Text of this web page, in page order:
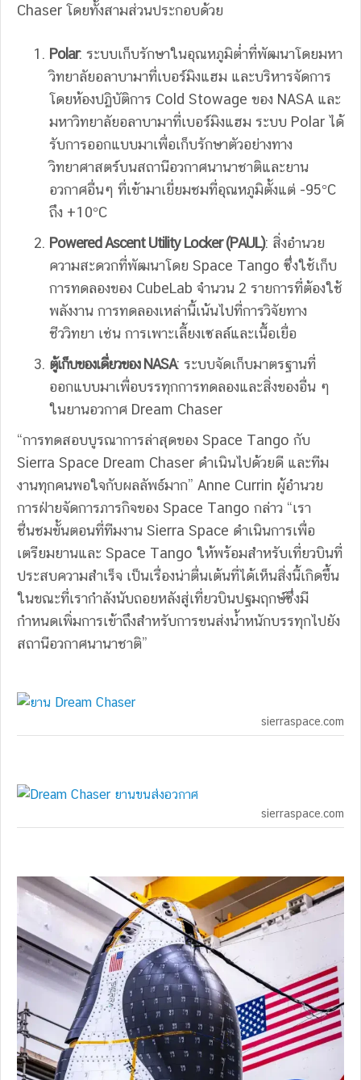
Chaser โดยทั้งสามส่วนประกอบด้วย
Polar: ระบบเก็บรักษาในอุณหภูมิต่ำที่พัฒนาโดยมหา
วิทยาลัยอลาบามาที่เบอร์มิงแฮม และบริหารจัดการ
โดยห้องปฏิบัติการ Cold Stowage ของ NASA และ
มหาวิทยาลัยอลาบามาที่เบอร์มิงแฮม ระบบ Polar ได้
รับการออกแบบมาเพื่อเก็บรักษาตัวอย่างทาง
วิทยาศาสตร์บนสถานีอวกาศนานาชาติและยาน
อวกาศอื่นๆ ที่เข้ามาเยี่ยมชมที่อุณหภูมิตั้งแต่ -95°C
ถึง +10°C
Powered Ascent Utility Locker (PAUL): สิ่งอำนวย
ความสะดวกที่พัฒนาโดย Space Tango ซึ่งใช้เก็บ
การทดลองของ CubeLab จำนวน 2 รายการที่ต้องใช้
พลังงาน การทดลองเหล่านี้เน้นไปที่การวิจัยทาง
ชีววิทยา เช่น การเพาะเลี้ยงเซลล์และเนื้อเยื่อ
ตู้เก็บของเดี่ยวของ NASA: ระบบจัดเก็บมาตรฐานที่
ออกแบบมาเพื่อบรรทุกการทดลองและสิ่งของอื่น ๆ
ในยานอวกาศ Dream Chaser
“การทดสอบบูรณาการล่าสุดของ Space Tango กับ
Sierra Space Dream Chaser ดำเนินไปด้วยดี และทีม
งานทุกคนพอใจกับผลลัพธ์มาก” Anne Currin ผู้อำนวย
การฝ่ายจัดการภารกิจของ Space Tango กล่าว “เรา
ชื่นชมขั้นตอนที่ทีมงาน Sierra Space ดำเนินการเพื่อ
เตรียมยานและ Space Tango ให้พร้อมสำหรับเที่ยวบินที่
ประสบความสำเร็จ เป็นเรื่องน่าตื่นเต้นที่ได้เห็นสิ่งนี้เกิดขึ้น
ในขณะที่เรากำลังนับถอยหลังสู่เที่ยวบินปฐมฤกษ์ซึ่งมี
กำหนดเพิ่มการเข้าถึงสำหรับการขนส่งน้ำหนักบรรทุกไปยัง
สถานีอวกาศนานาชาติ”
sierraspace.com
sierraspace.com